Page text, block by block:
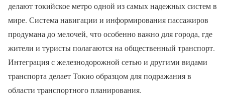
делают токийское метро одной из самых надежных систем в
мире. Система навигации и информирования пассажиров
продумана до мелочей, что особенно важно для города, где
жители и туристы полагаются на общественный транспорт.
Интеграция с железнодорожной сетью и другими видами
транспорта делает Токио образцом для подражания в
области транспортного планирования.